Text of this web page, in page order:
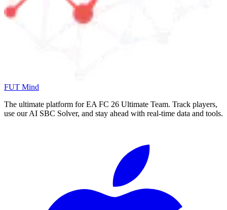
FUT Mind
The ultimate platform for EA FC 26 Ultimate Team. Track players,
use our AI SBC Solver, and stay ahead with real-time data and tools.